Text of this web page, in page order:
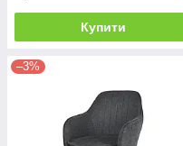
Купити
–3%